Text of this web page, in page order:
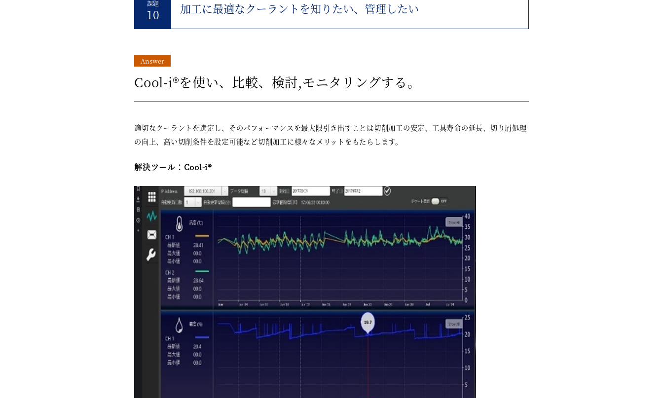
課題
10 加工に最適なクーラントを知りたい、管理したい
Answer
Cool-i®を使い、比較、検討,モニタリングする。
適切なクーラントを選定し、そのパフォーマンスを最大限引き出すことは切削加工の安定、工具寿命の延長、切り屑処理
の向上、高い切削条件を設定可能など切削加工に様々なメリットをもたらします。
解決ツール：Cool-i®